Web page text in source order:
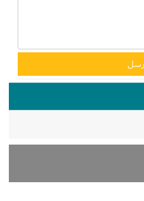
للترويج لمنتجاتنا
إلى التطبيق الذكي
مواكبة التكنولوجيا
أفضل، موضحاً أن
حملاتها الترويجية